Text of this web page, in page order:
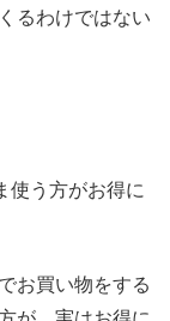
るわけではない
使う方がお得に
お買い物をする